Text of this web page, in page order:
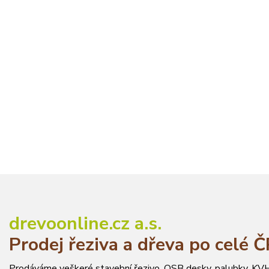
drevoonline.cz a.s.
Prodej řeziva a dřeva po celé